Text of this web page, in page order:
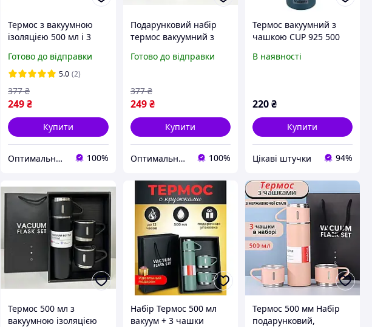
Термос з вакуумною
ізоляцією 500 мл і 3
подарунковій коробці
рожевий
Готово до відправки
5.0 (2)
249₴
377 ₴
Купити
Оптимальний вибiр 100%
Подарунковий набір
термос вакуумний з
"латте"
Готово до відправки
249 ₴
377 ₴
Купити
Оптимальний вибiр 100%
Термос вакуумний з
чашкою CUP 925 500
В наявності
220₴
Купити
Цікаві штучки 94%
Термос 500 мл з
вакуумною ізоляцією
Набір Термос 500 мл
вакуум + 3 чашки
Термос 500 мм Набір
подарунковий,